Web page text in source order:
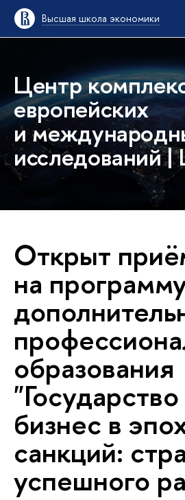
Высшая школа экономики
Центр
европейских
и
исследований
Открыт
на
образования
бизнес в
санкций:
успешного